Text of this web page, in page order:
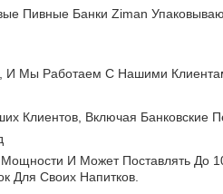
Пивные Банки Ziman
Мы Работаем С Нашими
Клиентов, Включая Банковские
И Может Поставлять До
Для Своих Напитков.